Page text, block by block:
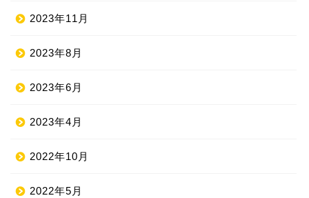
2023年11月
2023年8月
2023年6月
2023年4月
2022年10月
2022年5月